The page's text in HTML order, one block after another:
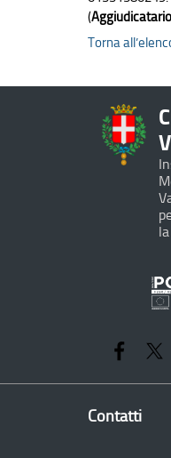
(Aggiudicatario
Torna
Operativo
Regionale
Contatti